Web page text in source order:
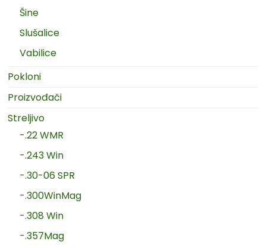
Šine
Slušalice
Vabilice
Pokloni
Proizvođači
Streljivo
-.22 WMR
-.243 Win
-.30-06 SPR
-.300WinMag
-.308 Win
-.357Mag